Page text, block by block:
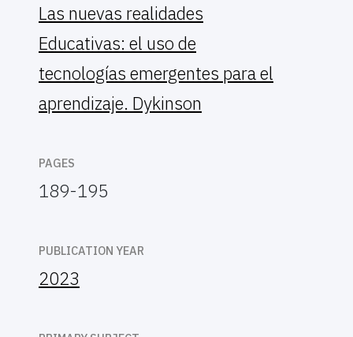
Las nuevas realidades
Educativas: el uso de
tecnologías emergentes para el
aprendizaje. Dykinson
PAGES
189-195
PUBLICATION YEAR
2023